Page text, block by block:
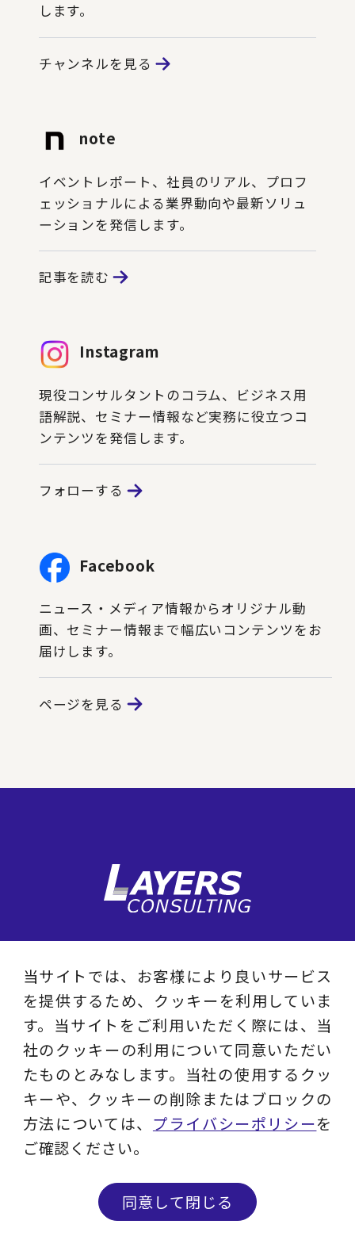
します。
チャンネルを見る
note
イベントレポート、社員のリアル、プロフ
ェッショナルによる業界動向や最新ソリュ
ーションを発信します。
記事を読む
Instagram
現役コンサルタントのコラム、ビジネス用
語解説、セミナー情報など実務に役立つコ
ンテンツを発信します。
フォローする
Facebook
ニュース・メディア情報からオリジナル動
画、セミナー情報まで幅広いコンテンツをお
届けします。
ページを見る
お知らせ
連載／寄稿／書籍
賢人倶楽部
コンサルティングサービス
コンサルティング事例
当サイトでは、お客様により良いサービス
を提供するため、クッキーを利用していま
す。当サイトをご利用いただく際には、当
社のクッキーの利用について同意いただい
たものとみなします。当社の使用するクッ
キーや、クッキーの削除またはブロックの
方法については、 プライバシーポリシーを
ご確認ください。
同意して閉じる